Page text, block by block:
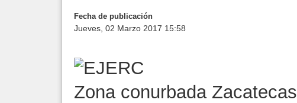
Fecha de publicación
Jueves, 02 Marzo 2017 15:58
Zona conurbada Zacatecas